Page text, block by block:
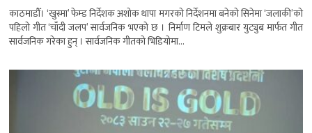
काठमाडौँ। ‘खुस्मा’ फेम्ड निर्देशक अशोक थापा मगरको निर्देशनमा बनेको सिनेमा ‘जलाकी’को
पहिलो गीत ‘चाँदी जलप’ सार्वजनिक भएको छ । निर्माण टिमले शुक्रबार युट्युब मार्फत गीत
सार्वजनिक गरेका हुन् । सार्वजनिक गीतको भिडियोमा...